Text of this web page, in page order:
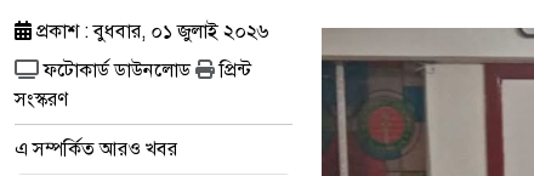
প্রকাশ : বুধবার, ০১ জুলাই ২০২৬
ফটোকার্ড ডাউনলোড
প্রিন্ট
সংস্করণ
এ সম্পর্কিত আরও খবর